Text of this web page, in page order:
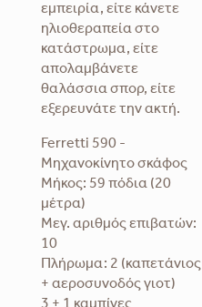
εμπειρία, είτε κάνετε
ηλιοθεραπεία στο
κατάστρωμα, είτε
απολαμβάνετε
θαλάσσια σπορ, είτε
εξερευνάτε την ακτή.
Ferretti 590 -
Μηχανοκίνητο σκάφος
Μήκος: 59 πόδια (20
μέτρα)
Μεγ. αριθμός επιβατών:
10
Πλήρωμα: 2 (καπετάνιος
+ αεροσυνοδός γιοτ)